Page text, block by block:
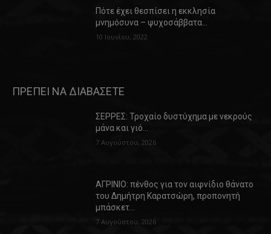
Πότε έχει θεσπίσει η εκκλησία
μνημόσυνα – ψυχοσάββατα…
10 Ιουνίου, 2022
ΠΡΕΠΕΙ ΝΑ ΔΙΑΒΑΣΕΤΕ
ΣΕΡΡΕΣ: Τροχαίο δυστύχημα με νεκρούς
μάνα και γιό…
7 Αυγούστου, 2026
ΑΓΡΙΝΙΟ: πένθος για τον αιφνίδιο θάνατο
του Δημήτρη Καρατσώρη, προπονητή
μπάσκετ…
7 Αυγούστου, 2026